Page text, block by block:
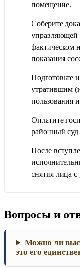
помещение.
Соберите
управляющей
фактическом
показания
Подготовьте
утратившим
пользования
Оплатите
районный суд
После
снятия лица с
Вопросы и
Можно ли
это его